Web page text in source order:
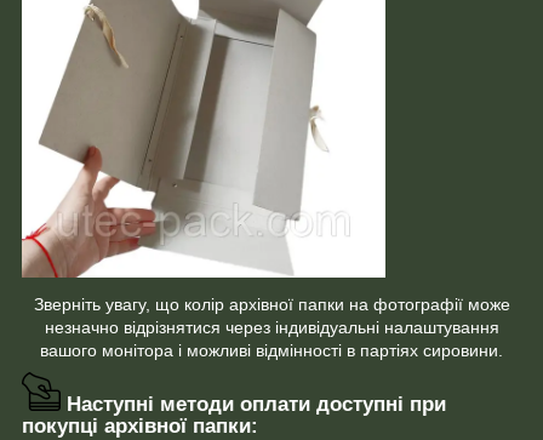
Зверніть увагу, що колір архівної папки на фотографії може
незначно відрізнятися через індивідуальні налаштування
вашого монітора і можливі відмінності в партіях сировини.
Наступні методи оплати доступні при
покупці архівної папки: